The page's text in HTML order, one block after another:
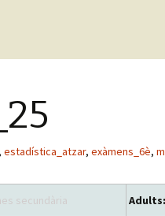
, estadística_atzar, exàmens_6è,
secundària